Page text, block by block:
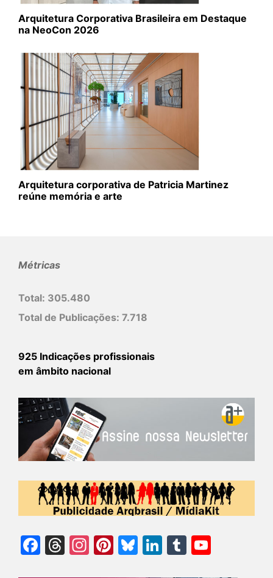
Arquitetura Corporativa Brasileira em Destaque
na NeoCon 2026
Arquitetura corporativa de Patricia Martinez
reúne memória e arte
Métricas
Total: 305.480
Total de Publicações: 7.718
925 Indicações profissionais
em âmbito nacional
Facebook
Threads
Instagram
Pinterest
Bluesky
LinkedIn
Tumblr